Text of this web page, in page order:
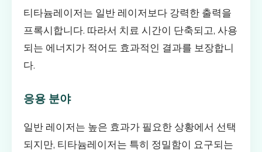
티타늄레이저는 일반 레이저보다 강력한 출력을
프록시합니다. 따라서 치료 시간이 단축되고, 사용
되는 에너지가 적어도 효과적인 결과를 보장합니
다.
응용 분야
일반 레이저는 높은 효과가 필요한 상황에서 선택
되지만, 티타늄레이저는 특히 정밀함이 요구되는